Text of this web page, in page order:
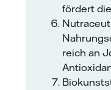
fördert
reich an